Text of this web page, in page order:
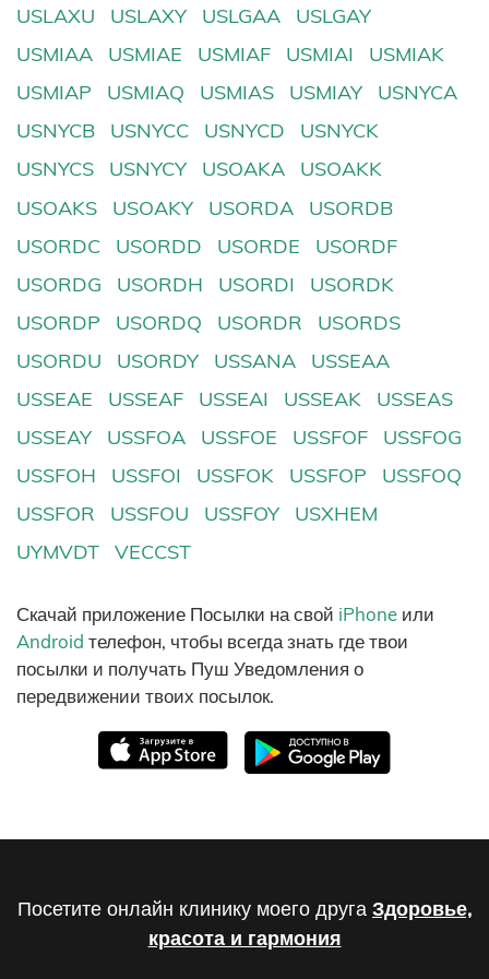
USLAXU
USLAXY USLGAA
USLGAY
USMIAA
USMIAE USMIAF USMIAI
USMIAK
USMIAP
USMIAQ USMIAS USMIAY
USNYCA
USNYCB
USNYCC USNYCD
USNYCK
USNYCS
USNYCY USOAKA
USOAKK
USOAKS
USOAKY USORDA
USORDB
USORDC
USORDD USORDE
USORDF
USORDG
USORDH USORDI
USORDK
USORDP
USORDQ USORDR
USORDS
USORDU
USORDY USSANA
USSEAA
USSEAE
USSEAF USSEAI USSEAK
USSEAS
USSEAY
USSFOA USSFOE USSFOF
USSFOG
USSFOH
USSFOI USSFOK USSFOP
USSFOQ
USSFOR
USSFOU USSFOY
USXHEM
UYMVDT
VECCST
Скачай приложение Посылки на свой iPhone или
Android телефон, чтобы всегда знать где твои
посылки и получать Пуш Уведомления о
передвижении твоих посылок.
Посетите онлайн клинику моего друга Здоровье,
красота и гармония